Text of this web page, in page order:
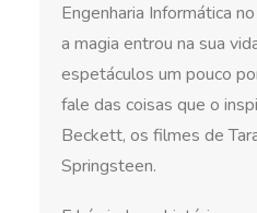
Engenharia Informática
a magia entrou na sua
espetáculos um pouco
fale das coisas que o
Beckett, os filmes de
Springsteen.